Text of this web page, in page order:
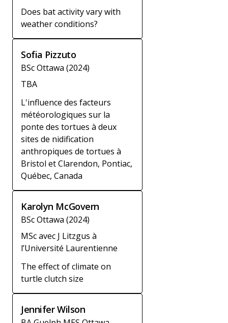
Does bat activity vary with
weather conditions?
Sofia Pizzuto
BSc Ottawa (2024)
TBA
L'influence des facteurs
météorologiques sur la
ponte des tortues à deux
sites de nidification
anthropiques de tortues à
Bristol et Clarendon, Pontiac,
Québec, Canada
Karolyn McGovern
BSc Ottawa (2024)
MSc avec J Litzgus à
l’Université Laurentienne
The effect of climate on
turtle clutch size
Jennifer Wilson